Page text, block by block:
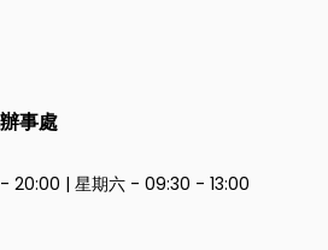
事處
20:00 | 星期六 - 09:30 - 13:00